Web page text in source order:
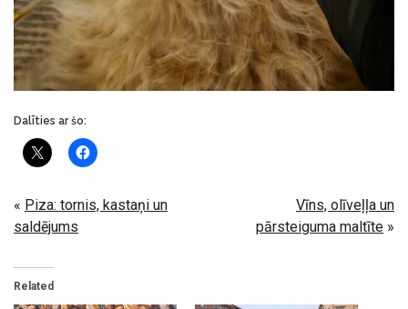
Dalīties ar šo:
« Piza: tornis, kastaņi un
saldējums
Vīns, olīveļļa un
pārsteiguma maltīte »
Related